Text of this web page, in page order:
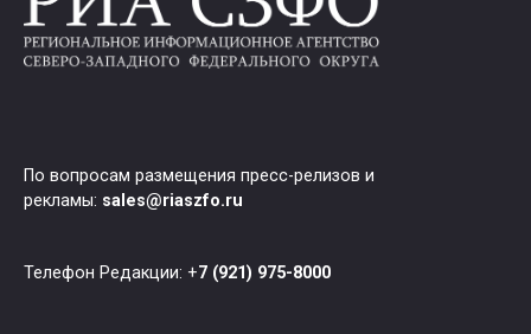
По вопросам размещения пресс-релизов и
рекламы: sales@riaszfo.ru
Телефон Редакции: +7 (921) 975-8000